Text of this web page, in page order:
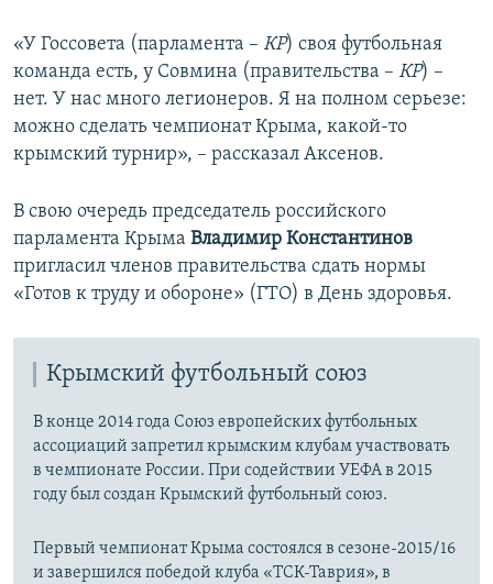
«У Госсовета (парламента – КР) своя футбольная
команда есть, у Совмина (правительства – КР) –
нет. У нас много легионеров. Я на полном серьезе:
можно сделать чемпионат Крыма, какой-то
крымский турнир», – рассказал Аксенов.
В свою очередь председатель российского
парламента Крыма Владимир Константинов
пригласил членов правительства сдать нормы
«Готов к труду и обороне» (ГТО) в День здоровья.
Крымский футбольный союз
В конце 2014 года Союз европейских футбольных
ассоциаций запретил крымским клубам участвовать
в чемпионате России. При содействии УЕФА в 2015
году был создан Крымский футбольный союз.
Первый чемпионат Крыма состоялся в сезоне-2015/16
и завершился победой клуба «ТСК-Таврия», в